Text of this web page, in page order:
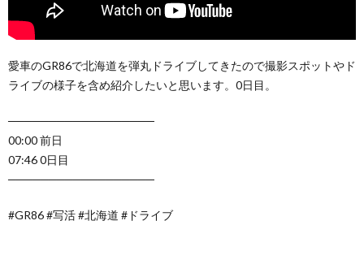
愛車のGR86で北海道を弾丸ドライブしてきたので撮影スポットやド
ライブの様子を含め紹介したいと思います。0日目。
──────────────────
00:00 前日
07:46 0日目
──────────────────
#GR86 #写活 #北海道 #ドライブ